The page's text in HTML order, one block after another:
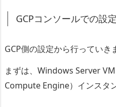
GCPコンソールでの設定
GCP側の設定から行っていき
まずは、Windows Server
Compute Engine）インスタ